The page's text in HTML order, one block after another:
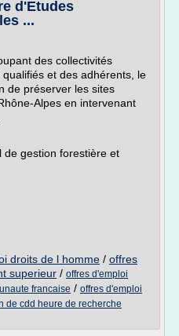
d'Etudes
...
des collectivités
et des adhérents, le
de préserver les sites
Alpes en intervenant
de gestion forestière et
droits de l homme / offres
superieur / offres d'emploi
francaise / offres d'emploi
de cdd heure de recherche